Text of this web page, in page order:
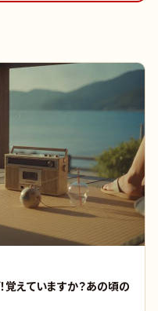
覚えていますか？あの頃の